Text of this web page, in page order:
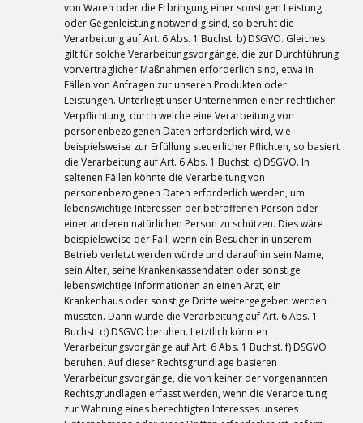
von Waren oder die Erbringung einer sonstigen Leistung
oder Gegenleistung notwendig sind, so beruht die
Verarbeitung auf Art. 6 Abs. 1 Buchst. b) DSGVO. Gleiches
gilt für solche Verarbeitungsvorgänge, die zur Durchführung
vorvertraglicher Maßnahmen erforderlich sind, etwa in
Fällen von Anfragen zur unseren Produkten oder
Leistungen. Unterliegt unser Unternehmen einer rechtlichen
Verpflichtung, durch welche eine Verarbeitung von
personenbezogenen Daten erforderlich wird, wie
beispielsweise zur Erfüllung steuerlicher Pflichten, so basiert
die Verarbeitung auf Art. 6 Abs. 1 Buchst. c) DSGVO. In
seltenen Fällen könnte die Verarbeitung von
personenbezogenen Daten erforderlich werden, um
lebenswichtige Interessen der betroffenen Person oder
einer anderen natürlichen Person zu schützen. Dies wäre
beispielsweise der Fall, wenn ein Besucher in unserem
Betrieb verletzt werden würde und daraufhin sein Name,
sein Alter, seine Krankenkassendaten oder sonstige
lebenswichtige Informationen an einen Arzt, ein
Krankenhaus oder sonstige Dritte weitergegeben werden
müssten. Dann würde die Verarbeitung auf Art. 6 Abs. 1
Buchst. d) DSGVO beruhen. Letztlich könnten
Verarbeitungsvorgänge auf Art. 6 Abs. 1 Buchst. f) DSGVO
beruhen. Auf dieser Rechtsgrundlage basieren
Verarbeitungsvorgänge, die von keiner der vorgenannten
Rechtsgrundlagen erfasst werden, wenn die Verarbeitung
zur Wahrung eines berechtigten Interesses unseres